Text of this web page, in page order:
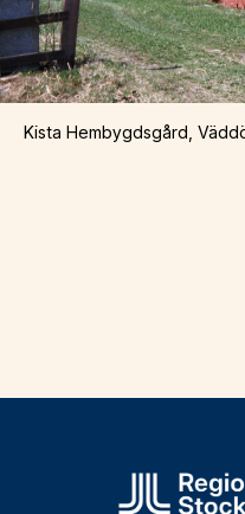
Kista Hembygdsgård,